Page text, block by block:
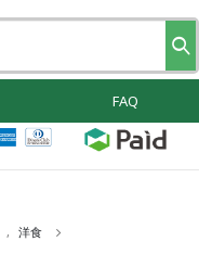
FAQ
, 洋食